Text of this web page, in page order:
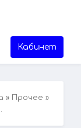
Кабинет
» Прочее »